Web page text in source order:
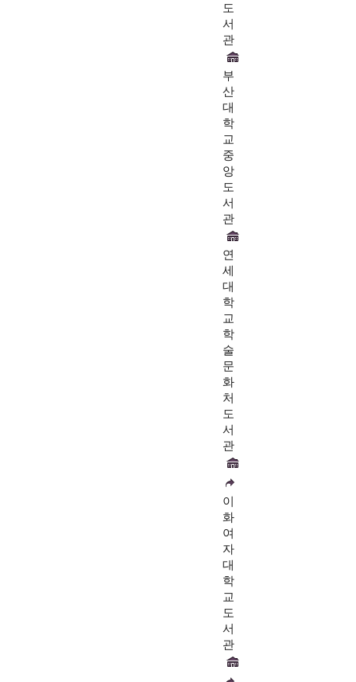
도
서
관
부
산
대
학
교
중
앙
도
서
관
연
세
대
학
교
학
술
문
화
처
도
서
관
이
화
여
자
대
학
교
도
서
관